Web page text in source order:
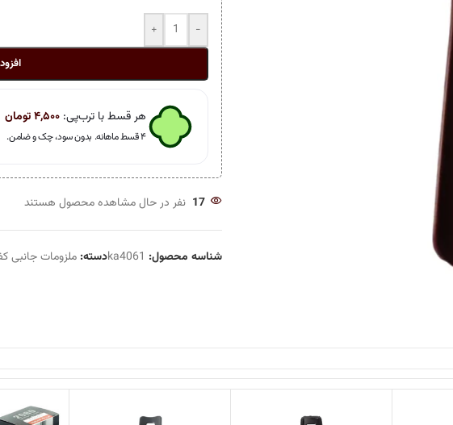
-
+
هر قسط با ترب‌پی: ۴,۵۰۰تومان
۴ قسط ماهانه. بدون سود، چک و ضامن.
17 نفر در حال مشاهده محصول هستند
شناسه محصول: ka4061دسته: ملزومات جانبی